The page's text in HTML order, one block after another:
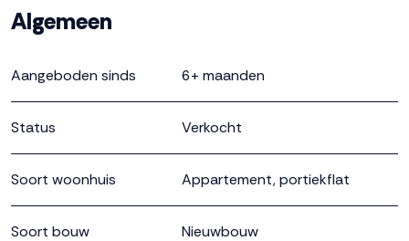
Voor vragen, neem contact op met de verkopend
Deze informatie is door ons met de nodige
geen enkele aansprakelijkheid aanvaard voor enige
gevolgen daarvan. Alle opgegeven maten en
oppervlakten zijn indicatief.
Algemeen
Aangeboden sinds 6+ maanden
Status Verkocht
Soort woonhuis Appartement, portiekflat
Soort bouw Nieuwbouw